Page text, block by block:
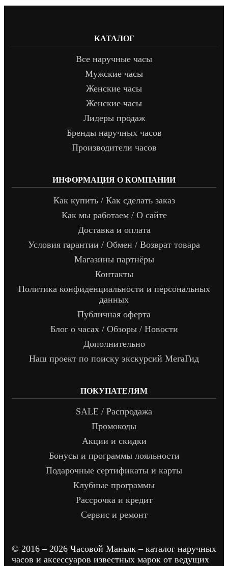
КАТАЛОГ
Все наручные часы
Мужские часы
Женские часы
Женские часы
Лидеры продаж
Бренды наручных часов
Производители часов
ИНФОРМАЦИЯ О КОМПАНИИ
Как купить / Как сделать заказ
Как мы работаем / О сайте
Доставка и оплата
Условия гарантии / Обмен / Возврат товара
Магазины партнёры
Контакты
Политика конфиденциальности и персональных
данных
Публичная оферта
Блог о часах / Обзоры / Новости
Дополнительно
Наш проект по поиску экскурсий МегаГид
ПОКУПАТЕЛЯМ
SALE / Распродажа
Промокоды
Акции и скидки
Бонусы и программы лояльности
Подарочные сертификаты и карты
Клубные программы
Рассрочка и кредит
Сервис и ремонт
© 2016 – 2026 Часовой Маньяк – каталог наручных
часов и аксессуаров известных марок от ведущих